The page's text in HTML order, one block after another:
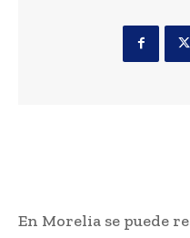
En Morelia se puede